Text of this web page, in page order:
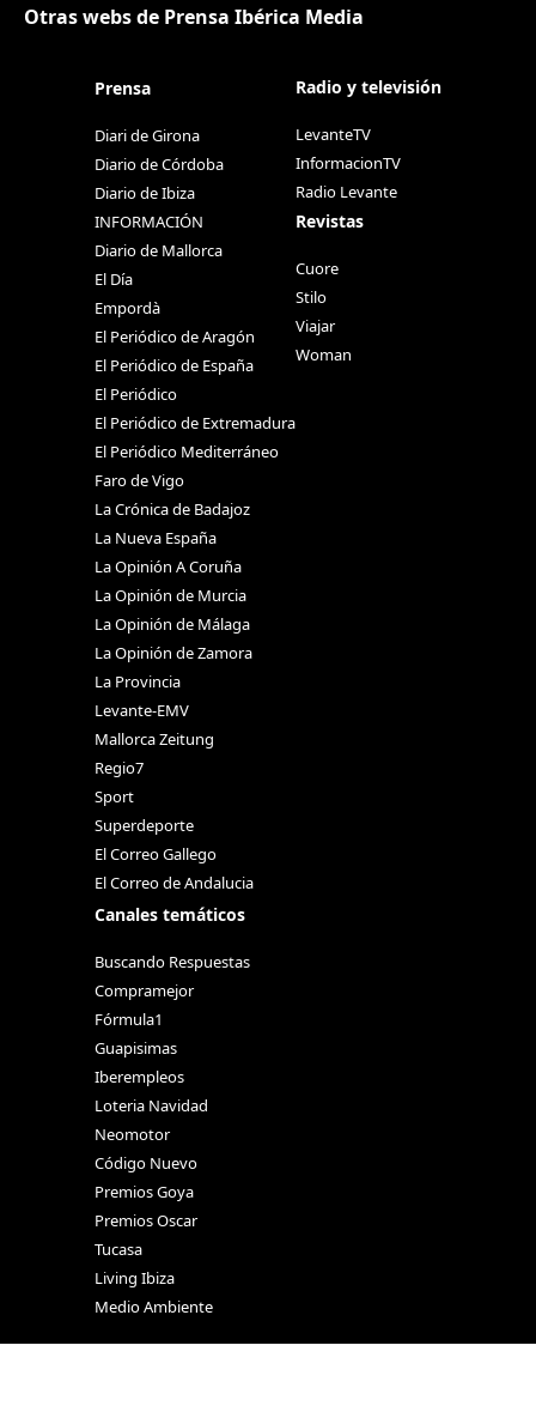
Otras webs de Prensa Ibérica Media
Prensa
Diari de Girona
Diario de Córdoba
Diario de Ibiza
INFORMACIÓN
Diario de Mallorca
El Día
Empordà
El Periódico de Aragón
El Periódico de España
El Periódico
El Periódico de Extremadura
El Periódico Mediterráneo
Faro de Vigo
La Crónica de Badajoz
La Nueva España
La Opinión A Coruña
La Opinión de Murcia
La Opinión de Málaga
La Opinión de Zamora
La Provincia
Levante-EMV
Mallorca Zeitung
Regio7
Sport
Superdeporte
El Correo Gallego
El Correo de Andalucia
Canales temáticos
Buscando Respuestas
Compramejor
Fórmula1
Guapisimas
Iberempleos
Loteria Navidad
Neomotor
Código Nuevo
Premios Goya
Premios Oscar
Tucasa
Living Ibiza
Medio Ambiente
Radio y televisión
LevanteTV
InformacionTV
Radio Levante
Revistas
Cuore
Stilo
Viajar
Woman